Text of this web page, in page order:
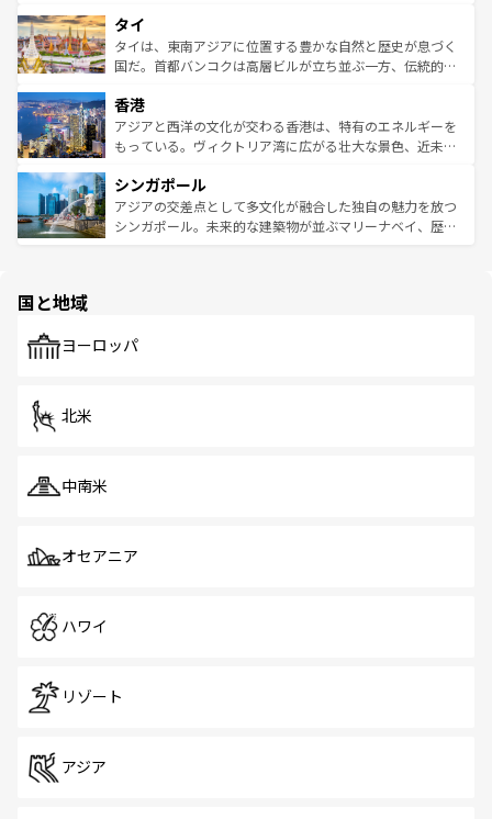
リティに包まれながら、韓国の多彩な魅力を心ゆくまで味
わってみてほしい。 なお、新着の韓国情報はコンテンツ一
覧を参照してほしい。
急速な発展と共に伝統が息づく。ハノイの古い町並みやホ
ーチミン市のフランス統治時代の建物も、独特の雰囲気を
醸し出している。また、バラエティの豊かさとおいしさで
とつ。フォーやバインミー、ベトナムコーヒーなどは、ぜ
ひ現地で味わいたい。どの地域を訪れてもあたたかい人々
が旅行者を迎えてくれるので、きっと忘れられない旅にな
参照してほしい。
タイ
タイは、東南アジアに位置する豊かな自然と歴史が息づく
国だ。首都バンコクは高層ビルが立ち並ぶ一方、伝統的な
の活気が交差している。北部ではチェンマイなどの山岳地
帯で自然と触れ合い、南部ではプーケットやクラビの美し
いビーチでリゾート気分を楽しむことができる。タイ料理
激する。気候は一年中温暖で、どの季節にも異なる楽しみ
が待っている。親しみやすいタイの人々、仏教を中心とし
た文化、そして多様な観光資源が、訪れる旅人を魅了し続
香港
アジアと西洋の文化が交わる香港は、特有のエネルギーを
もっている。ヴィクトリア湾に広がる壮大な景色、近未来
み、どこを訪れても感動するはず。観光スポットが密集し
ており、効率よく見どころを回れるのも魅力。息をのむよ
うな絶景から文化的な体験まで、香港を存分に楽しみ尽く
シンガポール
アジアの交差点として多文化が融合した独自の魅力を放つ
シンガポール。未来的な建築物が並ぶマリーナベイ、歴史
で、ホーカーズは地元の風情を楽しめる外せないスポット
国と地域
ヨーロッパ
北米
中南米
オセアニア
ハワイ
リゾート
アジア